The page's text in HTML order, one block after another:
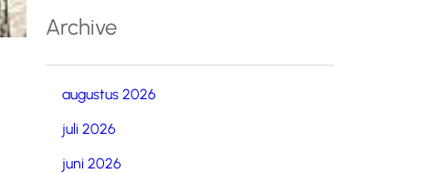
Archive
augustus 2026
juli 2026
juni 2026